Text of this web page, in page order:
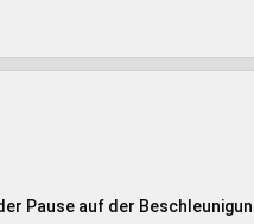
Pause auf der